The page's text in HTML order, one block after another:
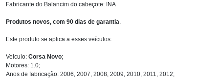
Fabricante do Balancim do cabeçote: INA
Produtos novos, com 90 dias de garantia
Este produto se aplica a esses veículos:
Veiculo: Corsa Novo;
Motores: 1.0;
Anos de fabricação: 2006, 2007, 2008, 2009, 2010, 2011, 2012;